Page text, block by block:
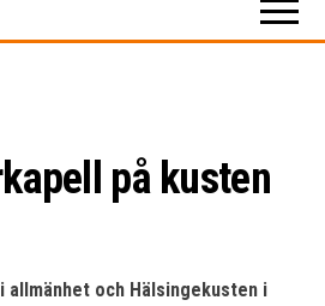
på kusten
allmänhet och Hälsingekusten i